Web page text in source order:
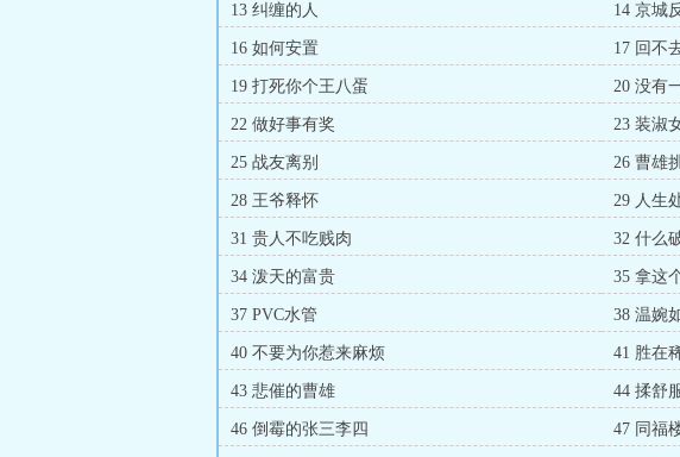
13 纠缠的人 14 京城
16 如何安置 17 回不
19 打死你个王八蛋 20 没有
22 做好事有奖 23 装淑
25 战友离别 26 曹雄
28 王爷释怀 29 人生
31 贵人不吃贱肉 32 什么
34 泼天的富贵 35 拿这
37 PVC水管 38 温婉
40 不要为你惹来麻烦 41 胜在
43 悲催的曹雄 44 揉舒
46 倒霉的张三李四 47 同福